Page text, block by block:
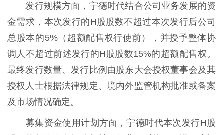
发行规模方面，宁德时代结合公司业务发展的资
金需求，本次发行的H股股数不超过本次发行后公司
总股本的5%（超额配售权行使前），并授予整体协
调人不超过前述发行的H股股数15%的超额配售权。
最终发行数量、发行比例由股东大会授权董事会及其
授权人士根据法律规定、境内外监管机构批准或备案
及市场情况确定。
募集资金使用计划方面，宁德时代本次发行H股